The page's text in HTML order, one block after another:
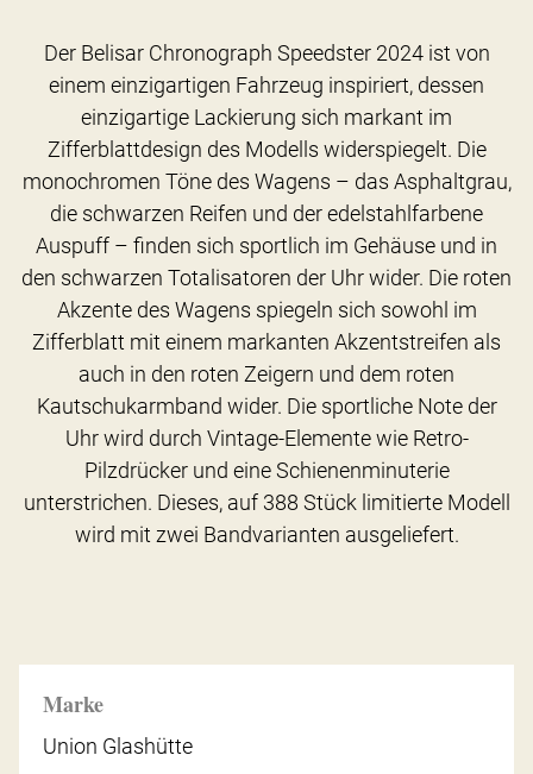
Marke
Union Glashütte
Der Belisar Chronograph Speedster 2024 ist von
einem einzigartigen Fahrzeug inspiriert, dessen
einzigartige Lackierung sich markant im
Zifferblattdesign des Modells widerspiegelt. Die
monochromen Töne des Wagens – das Asphaltgrau,
die schwarzen Reifen und der edelstahlfarbene
Auspuff – finden sich sportlich im Gehäuse und in
den schwarzen Totalisatoren der Uhr wider. Die roten
Akzente des Wagens spiegeln sich sowohl im
Zifferblatt mit einem markanten Akzentstreifen als
auch in den roten Zeigern und dem roten
Kautschukarmband wider. Die sportliche Note der
Uhr wird durch Vintage-Elemente wie Retro-
Pilzdrücker und eine Schienenminuterie
unterstrichen. Dieses, auf 388 Stück limitierte Modell
wird mit zwei Bandvarianten ausgeliefert.